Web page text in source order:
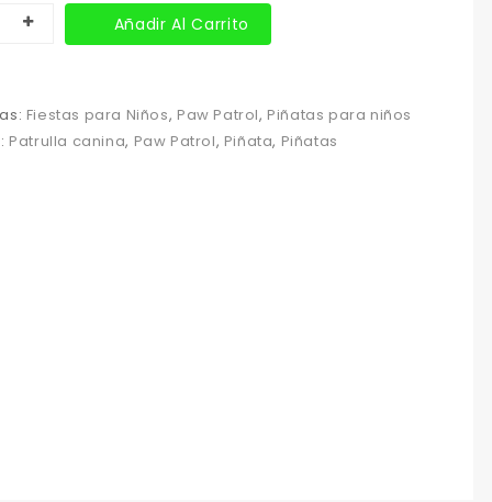
Añadir Al Carrito
Fiestas para Niños, Paw Patrol, Piñatas para niños
Patrulla canina, Paw Patrol, Piñata, Piñatas